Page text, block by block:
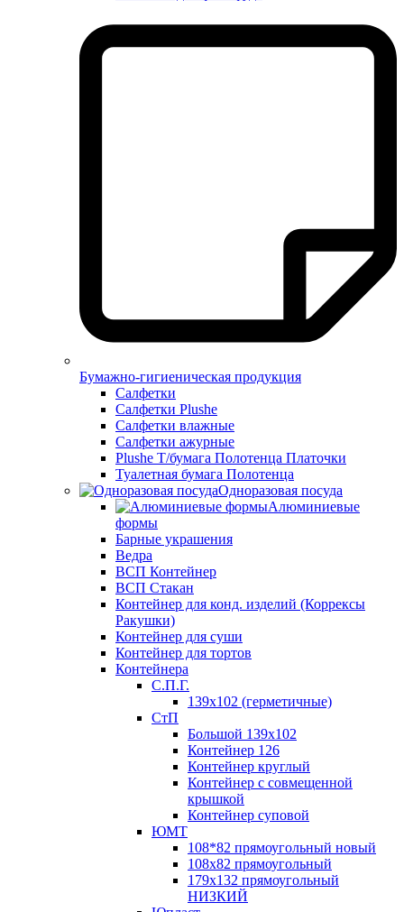
Бумажно-гигиеническая продукция
Салфетки
Салфетки Plushe
Салфетки влажные
Салфетки ажурные
Plushe Т/бумага Полотенца Платочки
Туалетная бумага Полотенца
Одноразовая посуда
Алюминиевые
формы
Барные украшения
Ведра
ВСП Контейнер
ВСП Стакан
Контейнер для конд. изделий (Коррексы
Ракушки)
Контейнер для суши
Контейнер для тортов
Контейнера
С.П.Г.
139х102 (герметичные)
СтП
Большой 139х102
Контейнер 126
Контейнер круглый
Контейнер с совмещенной
крышкой
Контейнер суповой
ЮМТ
108*82 прямоугольный новый
108х82 прямоугольный
179х132 прямоугольный
НИЗКИЙ